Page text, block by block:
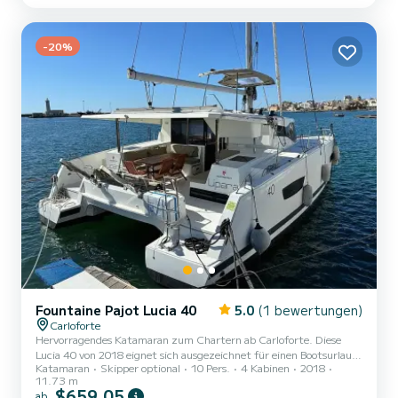
Toiletten mit Dusche....
-20%
Fountaine Pajot Lucia 40 5.0 (1 bewertungen)
Carloforte
Hervorragendes Katamaran zum Chartern ab Carloforte. Diese
Lucia 40 von 2018 eignet sich ausgezeichnet für einen Bootsurlaub
mit Freunden oder Familie. Das Boot hat 4 Kabinen mit allem
Komfort und eine Kapazität von Personen. Mit einer Gesamtlänge
Katamaran Skipper optional 10 Pers. 4 Kabinen
2018
11.73 m